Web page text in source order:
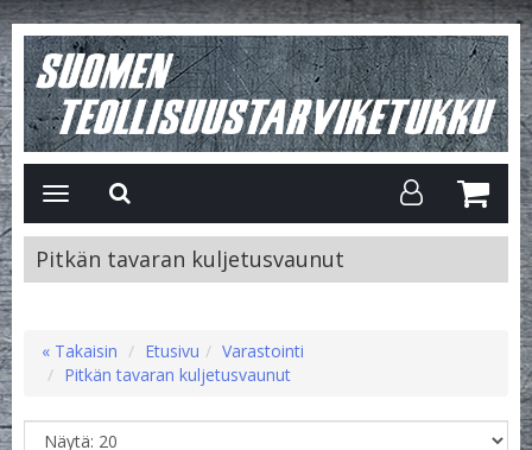
Avaa/Sulje
valikko
Pitkän tavaran kuljetusvaunut
« Takaisin Etusivu
Varastointi
Pitkän tavaran kuljetusvaunut